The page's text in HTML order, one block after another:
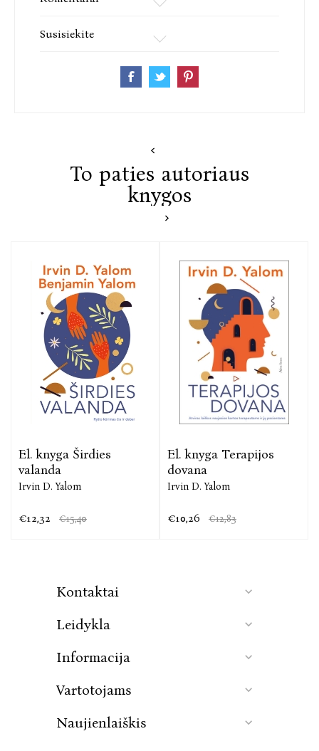
Susisiekite
To paties autoriaus
knygos
El. knyga Širdies
valanda
Irvin D. Yalom
€12,32 €15,40
El. knyga Terapijos
dovana
Irvin D. Yalom
€10,26 €12,83
Kontaktai
Leidykla
Informacija
Vartotojams
Naujienlaiškis